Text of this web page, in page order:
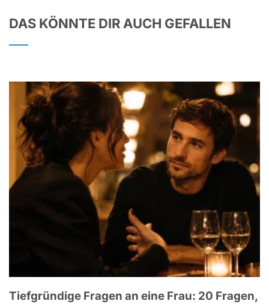
DAS KÖNNTE DIR AUCH GEFALLEN
Tiefgründige Fragen an eine Frau: 20 Fragen,